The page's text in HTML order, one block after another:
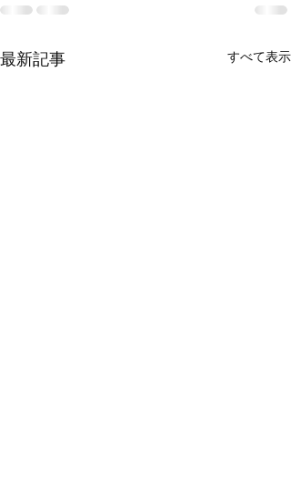
最新記事 すべて表示